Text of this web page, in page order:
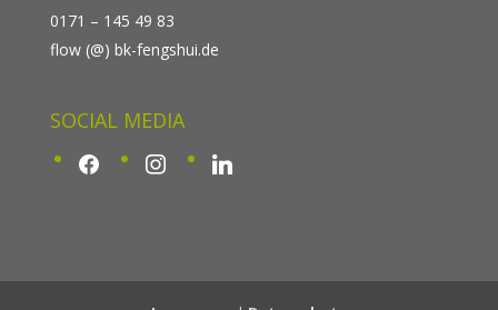
0171 – 145 49 83
flow (@) bk-fengshui.de
SOCIAL MEDIA
facebook instagram linkedin